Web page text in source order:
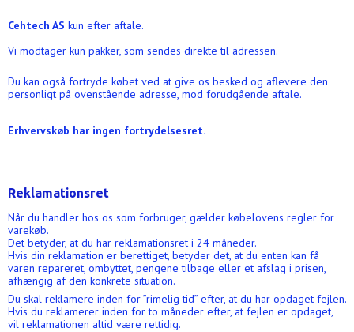
Cehtech AS kun efter aftale.
Vi modtager kun pakker, som sendes direkte til adressen.
Du kan også fortryde købet ved at give os besked og aflevere den
personligt på ovenstående adresse, mod forudgående aftale.
Erhvervskøb har ingen fortrydelsesret.
Reklamationsret
Når du handler hos os som forbruger, gælder købelovens regler for
varekøb.
Det betyder, at du har reklamationsret i 24 måneder.
Hvis din reklamation er berettiget, betyder det, at du enten kan få
varen repareret, ombyttet, pengene tilbage eller et afslag i prisen,
afhængig af den konkrete situation.
Du skal reklamere inden for ”rimelig tid” efter, at du har opdaget fejlen.
Hvis du reklamerer inden for to måneder efter, at fejlen er opdaget,
vil reklamationen altid være rettidig.